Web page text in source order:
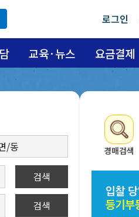
로그인
교육·뉴스 요금결제
검색
검색
경매검색